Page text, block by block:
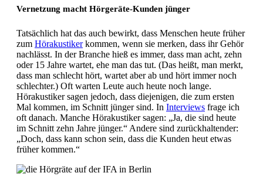
Vernetzung macht Hörgeräte-Kunden jünger
Tatsächlich hat das auch bewirkt, dass Menschen heute früher
zum Hörakustikerkommen, wenn sie merken, dass ihr Gehör
nachlässt. In der Branche hieß es immer, dass man acht, zehn
oder 15 Jahre wartet, ehe man das tut. (Das heißt, man merkt,
dass man schlecht hört, wartet aber ab und hört immer noch
schlechter.) Oft warten Leute auch heute noch lange.
Hörakustiker sagen jedoch, dass diejenigen, die zum ersten
Mal kommen, im Schnitt jünger sind. In Interviews frage ich
oft danach. Manche Hörakustiker sagen: „Ja, die sind heute
im Schnitt zehn Jahre jünger.“ Andere sind zurückhaltender:
„Doch, dass kann schon sein, dass die Kunden heut etwas
früher kommen.“